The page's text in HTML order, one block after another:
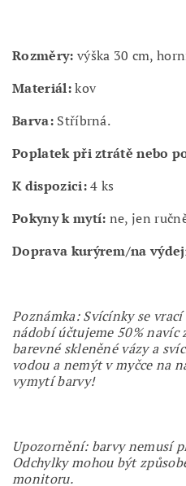
Rozměry: výška 30 cm,
Materiál:kov
Barva:Stříbrná.
Poplatek při ztrátě nebo
K dispozici:4 ks
Pokyny k mytí: ne, jen
Doprava kurýrem/na
Poznámka: Svícínky se
nádobí účtujeme 50% navíc
barevné skleněné vázy a
vodou a nemýt v myčce na
vymytí barvy!
Upozornění: barvy nemusí
Odchylky mohou být
monitoru.